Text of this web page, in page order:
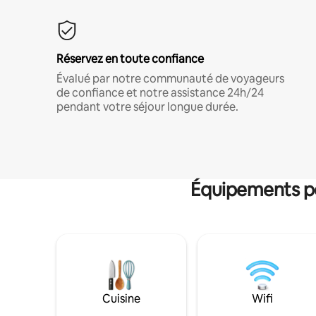
Réservez en toute confiance
Évalué par notre communauté de voyageurs
de confiance et notre assistance 24h/24
pendant votre séjour longue durée.
Équipements
Cuisine Wifi